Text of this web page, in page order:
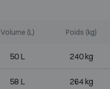
Volume (L) Poids (kg)
50 L 240 kg
58 L 264 kg